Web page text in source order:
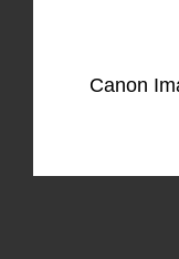
Canon